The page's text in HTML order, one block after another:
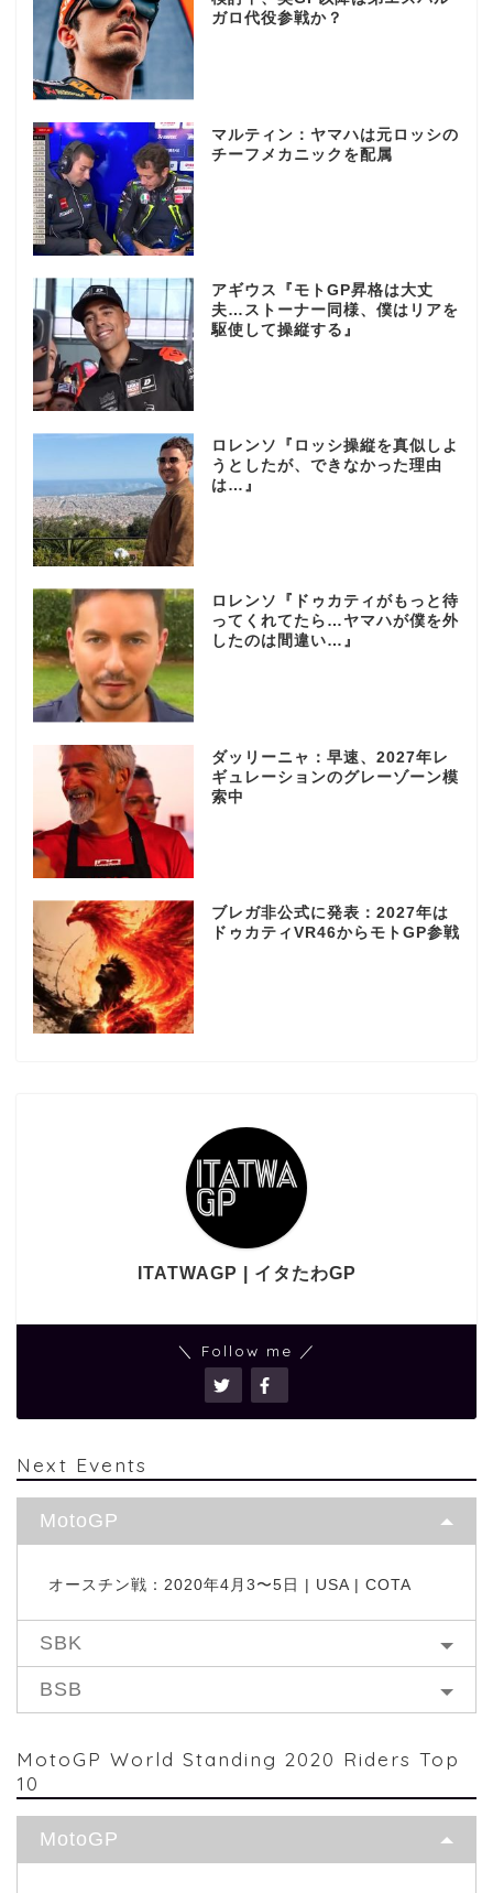
ガロ代役参戦か？
マルティン：ヤマハは元ロッシの
チーフメカニックを配属
アギウス『モトGP昇格は大丈
夫…ストーナー同様、僕はリアを
駆使して操縦する』
ロレンソ『ロッシ操縦を真似しよ
うとしたが、できなかった理由
は…』
ロレンソ『ドゥカティがもっと待
ってくれてたら…ヤマハが僕を外
したのは間違い…』
ダッリーニャ：早速、2027年レ
ギュレーションのグレーゾーン模
索中
ブレガ非公式に発表：2027年は
ドゥカティVR46からモトGP参戦
ITATWAGP | イタたわGP
＼ Follow me ／
Next Events
MotoGP
オースチン戦：2020年4月3〜5日 | USA | COTA
SBK
BSB
MotoGP World Standing 2020 Riders Top
10
MotoGP